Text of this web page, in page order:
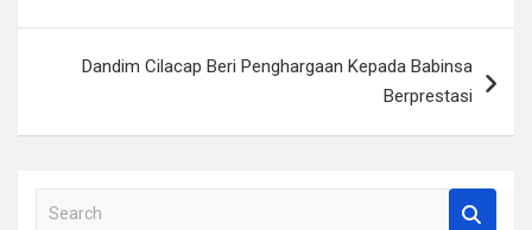
Dandim Cilacap Beri Penghargaan Kepada Babinsa
Berprestasi